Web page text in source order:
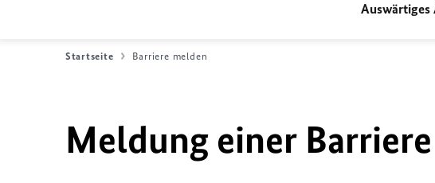
Auswärtiges
Startseite Barriere melden
Meldung einer Barriere